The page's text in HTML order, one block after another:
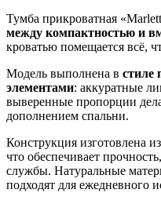
Тумба прикроватная
между компактностью и
кроватью помещается всё,
Модель выполнена в стиле
элементами: аккуратные
выверенные пропорции
дополнением спальни.
Конструкция изготовлена из
что обеспечивает
службы. Натуральные
подходят для ежедневного